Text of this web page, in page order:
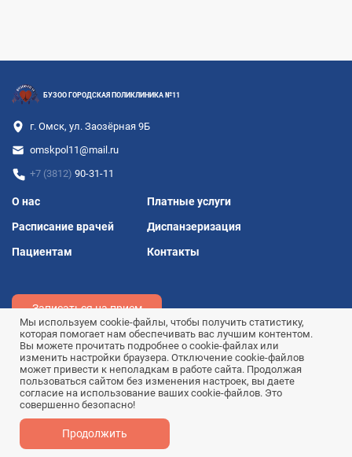
БУЗОО ГОРОДСКАЯ ПОЛИКЛИНИКА №11
г. Омск, ул. Заозёрная 9Б
omskpol11@mail.ru
+7 (3812) 90-31-11
Подвал
О нас
Расписание врачей
Пациентам
Платные услуги
Диспанзеризация
Контакты
Записаться на прием
©2026 БУЗОО «Городская поликлиника №11» г. Омска
Политика конфиденциальности
Информационная ответственность
Мы используем cookie-файлы, чтобы получить статистику,
которая помогает нам обеспечивать вас лучшим контентом.
Вы можете прочитать подробнее о cookie-файлах или
изменить настройки браузера. Отключение cookie-файлов
может привести к неполадкам в работе сайта. Продолжая
пользоваться сайтом без изменения настроек, вы даете
согласие на использование ваших cookie-файлов. Это
совершенно безопасно!
Продолжить